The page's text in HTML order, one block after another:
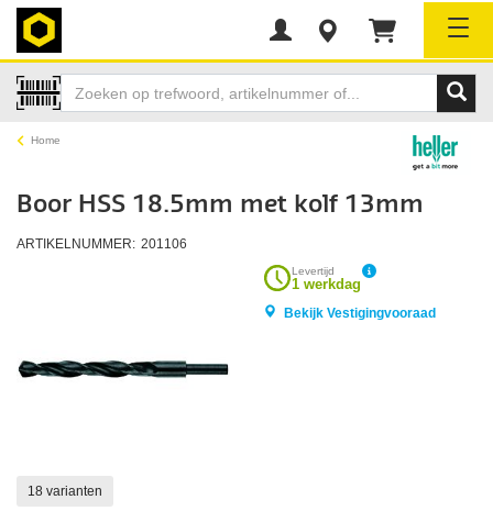
Home
Boor HSS 18.5mm met kolf 13mm
ARTIKELNUMMER: 201106
Levertijd
1 werkdag
Bekijk Vestigingvooraad
18 varianten